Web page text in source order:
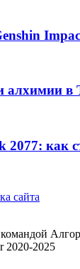
алхимии в
2077: как
сайта
2020-2025